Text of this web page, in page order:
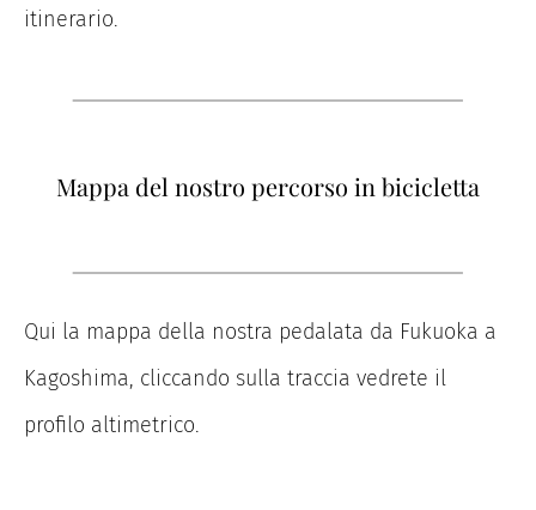
itinerario.
Mappa del nostro percorso in bicicletta
Qui la mappa della nostra pedalata da Fukuoka a
Kagoshima, cliccando sulla traccia vedrete il
profilo altimetrico.